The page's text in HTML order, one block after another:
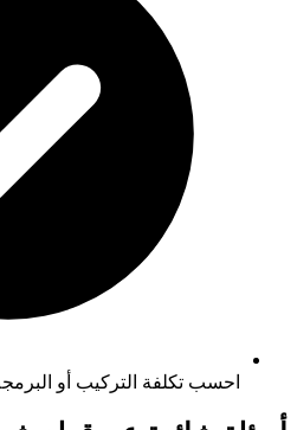
احسب تكلفة التركيب أو